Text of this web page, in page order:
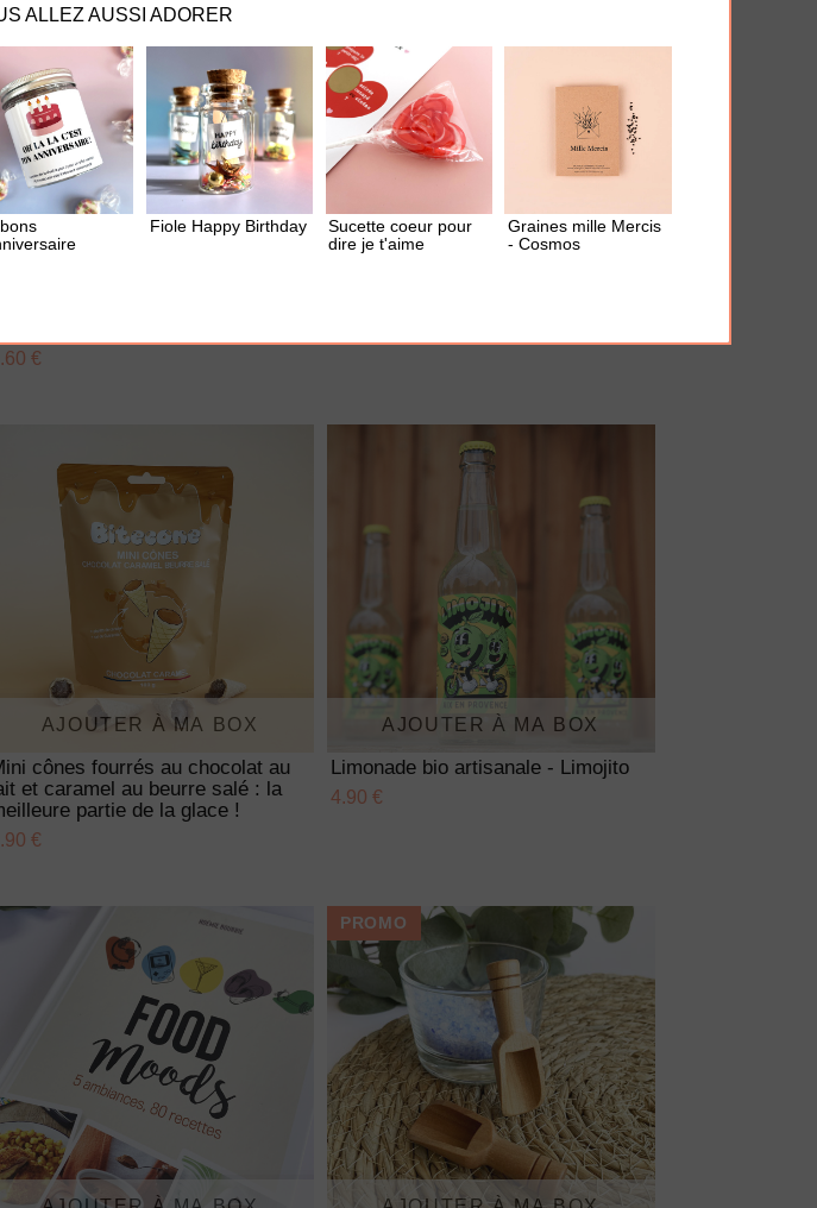
ALLEZ AUSSI ADORER
Fiole Happy Birthday
Sucette coeur pour
dire je t'aime
Graines mille Mercis
- Cosmos
€
AJOUTER À MA BOX
cônes fourrés au chocolat au
et caramel au beurre salé : la
partie de la glace !
€
AJOUTER À MA BOX
Limonade bio artisanale - Limojito
4.90 €
PROMO